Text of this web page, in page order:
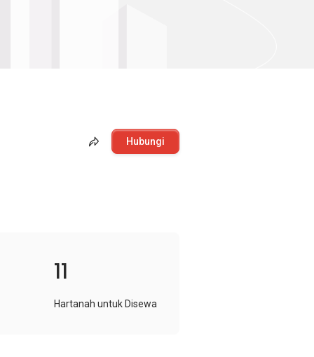
Hubungi
11
Hartanah untuk Disewa